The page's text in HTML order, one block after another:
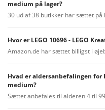
medium på lager?
30 ud af 38 butikker har sættet på
Hvor er LEGO 10696 - LEGO
Amazon.de har sættet billigst i
Hvad er aldersanbefalingen for
medium?
Sættet anbefales til alderen 4 til